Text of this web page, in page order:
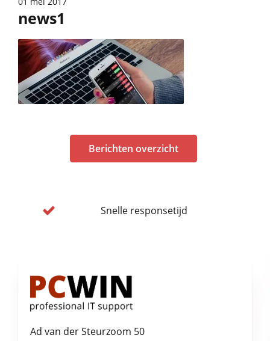
news1
Berichten overzicht
Snelle responsetijd
Ad van der Steurzoom 50